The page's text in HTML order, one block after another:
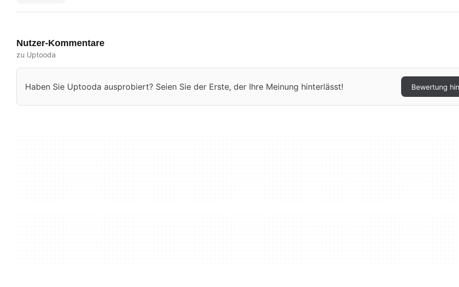
Nutzer-Kommentare
zu Uptooda
Haben Sie Uptooda ausprobiert? Seien Sie der Erste, der Ihre Meinung hinterlässt! Bewertung